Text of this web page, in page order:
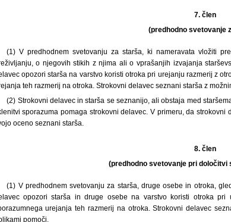
7. člen
(predhodno svetovanje
(1) V predhodnem svetovanju za starša, ki nameravata vložiti
o njegovih stikih z njima ali o vprašanjih izvajanja
opozori starša na varstvo koristi otroka pri urejanju razmerij z
teh razmerij na otroka. Strokovni delavec seznani starša z
(2) Strokovni delavec in starša se seznanijo, ali obstaja med
sporazuma pomaga strokovni delavec. V primeru, da
oceno seznani starša.
8. člen
(predhodno svetovanje pri določitvi
(1) V predhodnem svetovanju za starša, druge osebe in otroka,
opozori starša in druge osebe na varstvo koristi otroka
urejanja teh razmerij na otroka. Strokovni delavec
pomoči.